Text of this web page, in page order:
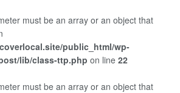
must be an array or an object that
public_html/wp-
lib/class-ttp.php on line 22
must be an array or an object that